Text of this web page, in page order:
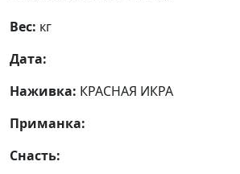
Вес: кг
Дата:
Наживка: КРАСНАЯ ИКРА
Приманка:
Снасть: